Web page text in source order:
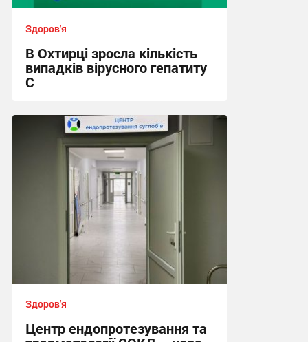
Здоров'я
В Охтирці зросла кількість
випадків вірусного гепатиту
С
17:49, 29.07.2026
Здоров'я
Центр ендопротезування та